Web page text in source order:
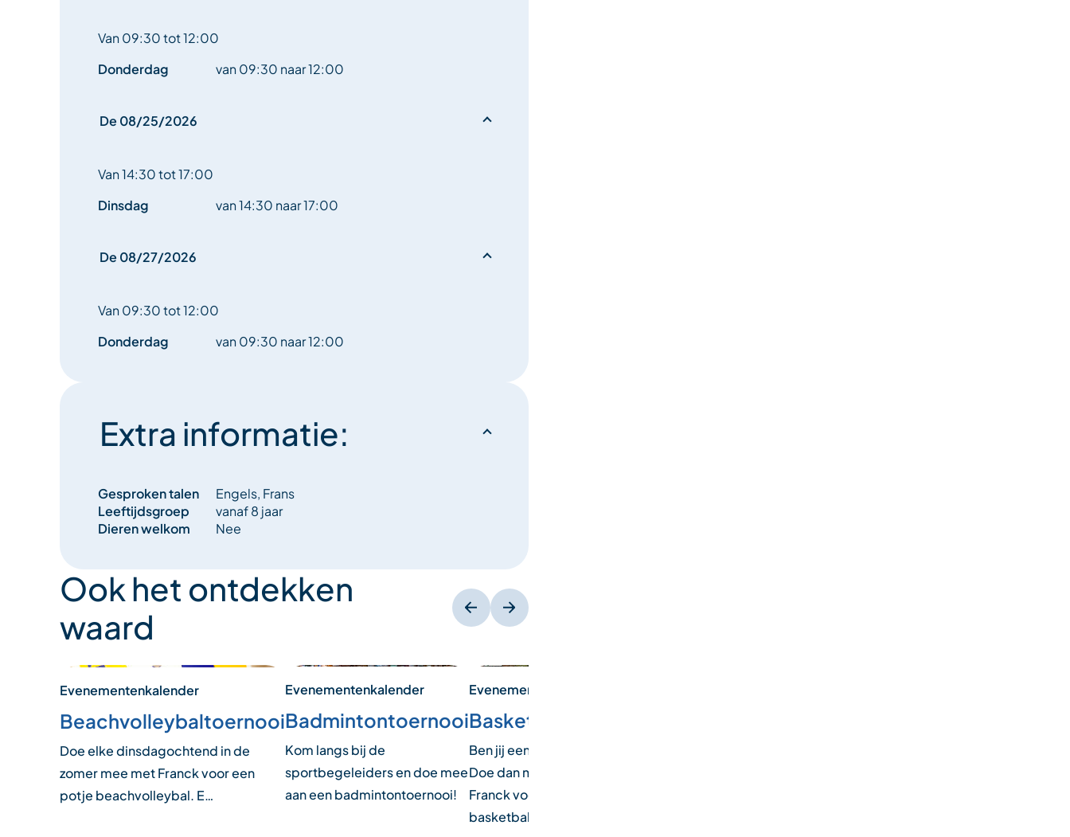
Van 09:30 tot 12:00
Donderdag
van 09:30 naar 12:00
De 08/25/2026
Van 14:30 tot 17:00
Dinsdag
van 14:30 naar 17:00
De 08/27/2026
Van 09:30 tot 12:00
Donderdag
van 09:30 naar 12:00
Extra informatie:
Gesproken talen
Engels, Frans
Leeftijdsgroep
vanaf 8 jaar
Dieren welkom
Nee
Ook het ontdekken
waard
Evenementenkalender
Beachvolleybaltoernooi
Doe elke dinsdagochtend in de
zomer mee met Franck voor een
potje beachvolleybal. E…
Evenementenkalender
Badmintontoernooi
Kom langs bij de
sportbegeleiders en doe mee
aan een badmintontoernooi!
Evenementenkalender
Basketbal
Ben jij een ballenfan?
Doe dan mee met
Franck voor een potje
basketbal! Een tip: